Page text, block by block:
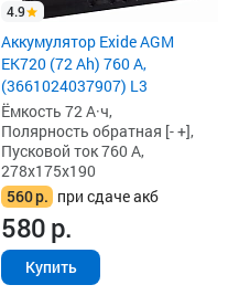
4.9
Аккумулятор Exide AGM
EK720 (72 Ah) 760 А,
(3661024037907) L3
Ёмкость 72 А·ч,
Полярность обратная [- +],
Пусковой ток 760 А,
278x175x190
560р. при сдаче акб
580р.
Купить